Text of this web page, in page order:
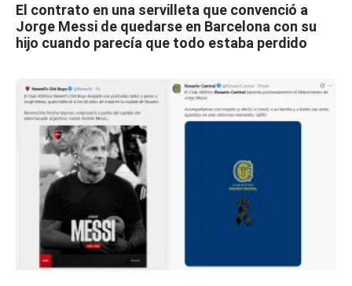
El contrato en una servilleta que convenció a
Jorge Messi de quedarse en Barcelona con su
hijo cuando parecía que todo estaba perdido